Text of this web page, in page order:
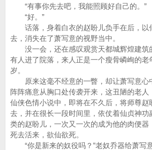
“有事你先去吧，我能照顾好自己的。”
“好。”
话落，身着白衣的赵盼儿负手在后，以
去，消失在了萧写意的视野当中。
没一会，还在感叹观赏天都城辉煌建筑
有人进了院落，来人正是一个瘦骨嶙峋的老
岁。
原来这毫不经意的一瞥，却让萧写意心
阵阵痛意从胸口处传袭开来，这丑陋的老人
仙侠色情小说中，即将在不久后，将师尊赵
去，并在很长一段时间里，依仗着仙贞神功
类的赵盼儿，一次又一次的成为他的肉便器
死去活来，欲仙欲死。
“你是新来的奴役吗？”老奴乔器给萧写